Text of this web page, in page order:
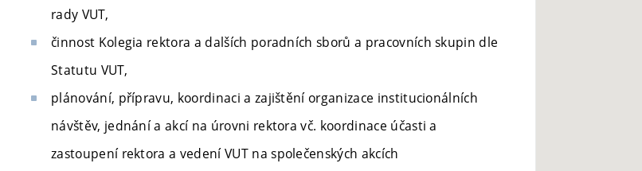
rady VUT,
činnost Kolegia rektora a dalších poradních sborů a pracovních skupin dle
Statutu VUT,
plánování, přípravu, koordinaci a zajištění organizace institucionálních
návštěv, jednání a akcí na úrovni rektora vč. koordinace účasti a
zastoupení rektora a vedení VUT na společenských akcích